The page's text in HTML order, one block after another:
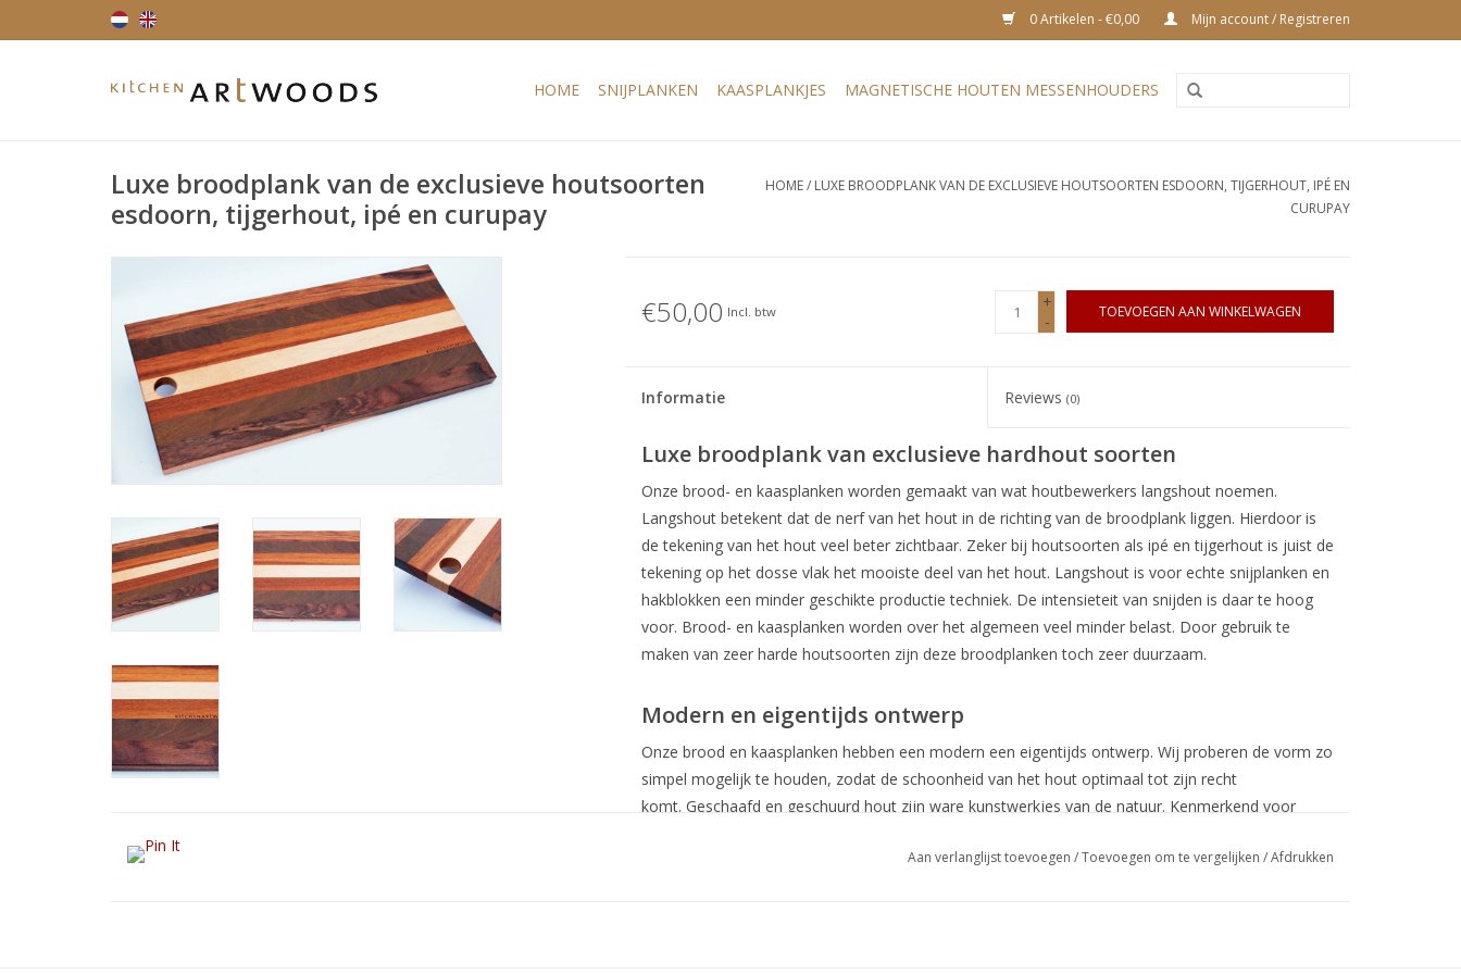
0 Artikelen - €0,00 Mijn account / Registreren
HOME SNIJPLANKEN KAASPLANKJES MAGNETISCHE HOUTEN MESSENHOUDERS
Luxe broodplank van de exclusieve houtsoorten
esdoorn, tijgerhout, ipé en curupay
HOME/ LUXE BROODPLANK VAN DE EXCLUSIEVE HOUTSOORTEN ESDOORN, TIJGERHOUT, IPÉ EN
CURUPAY
€50,00 Incl. btw
+
-
TOEVOEGEN AAN WINKELWAGEN
Informatie Reviews(0)
Luxe broodplank van exclusieve hardhout soorten
Onze brood- en kaasplanken worden gemaakt van wat houtbewerkers langshout noemen.
Langshout betekent dat de nerf van het hout in de richting van de broodplank liggen. Hierdoor is
de tekening van het hout veel beter zichtbaar. Zeker bij houtsoorten als ipé en tijgerhout is juist de
tekening op het dosse vlak het mooiste deel van het hout. Langshout is voor echte snijplanken en
hakblokken een minder geschikte productie techniek. De intensieteit van snijden is daar te hoog
voor. Brood- en kaasplanken worden over het algemeen veel minder belast. Door gebruik te
maken van zeer harde houtsoorten zijn deze broodplanken toch zeer duurzaam.
Modern en eigentijds ontwerp
Onze brood en kaasplanken hebben een modern een eigentijds ontwerp. Wij proberen de vorm zo
simpel mogelijk te houden, zodat de schoonheid van het hout optimaal tot zijn recht
komt. Geschaafd en geschuurd hout zijn ware kunstwerkjes van de natuur. Kenmerkend voor
gebruik van kleurstoffen, alle getoonde houtsoorten hebben hun natuurlijke kleur en tekening. Ze
Aan verlanglijst toevoegen /Toevoegen om te vergelijken /Afdrukken